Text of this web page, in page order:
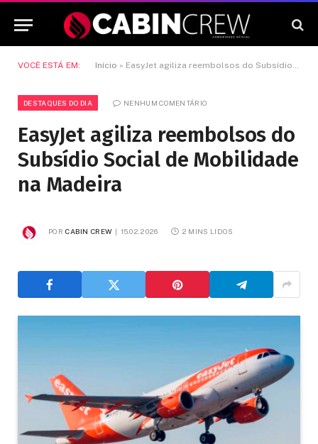
VOCÊ ESTÁ EM: Início » EasyJet agiliza reembolsos do Subsídio Social de Mobilidade na Madeira
DESTAQUES DO DIA NENHUM COMENTÁRIO
EasyJet agiliza reembolsos do
Subsídio Social de Mobilidade
na Madeira
POR CABIN CREW 15.02.2026 2 MINS LIDOS